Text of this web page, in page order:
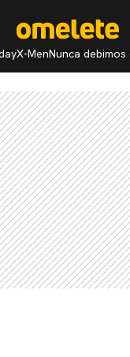
X-MenNunca